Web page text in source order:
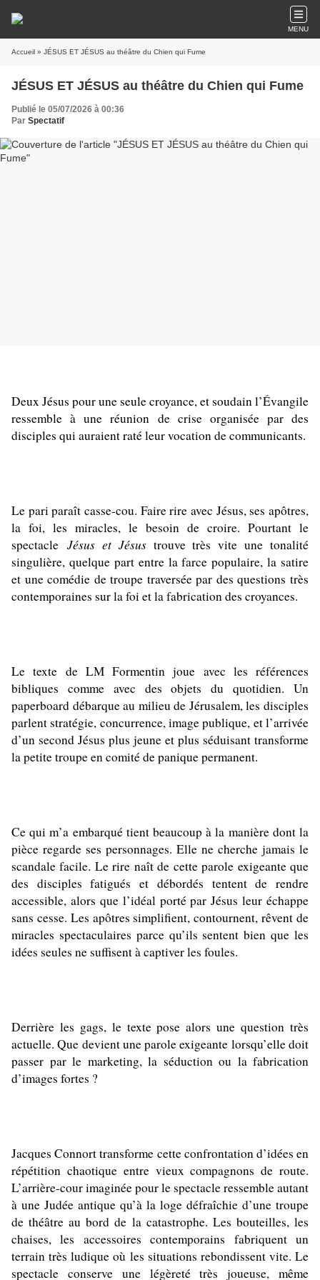
MENU
Accueil » JÉSUS ET JÉSUS au théâtre du Chien qui Fume
JÉSUS ET JÉSUS au théâtre du Chien qui Fume
Publié le 05/07/2026 à 00:36
Par Spectatif
Deux Jésus pour une seule croyance, et soudain l’Évangile
ressemble à une réunion de crise organisée par des
disciples qui auraient raté leur vocation de communicants.
Le pari paraît casse-cou. Faire rire avec Jésus, ses apôtres,
la foi, les miracles, le besoin de croire. Pourtant le
spectacle Jésus et Jésustrouve très vite une tonalité
singulière, quelque part entre la farce populaire, la satire
et une comédie de troupe traversée par des questions très
contemporaines sur la foi et la fabrication des croyances.
Le texte de LM Formentin joue avec les références
bibliques comme avec des objets du quotidien. Un
paperboard débarque au milieu de Jérusalem, les disciples
parlent stratégie, concurrence, image publique, et l’arrivée
d’un second Jésus plus jeune et plus séduisant transforme
la petite troupe en comité de panique permanent.
Ce qui m’a embarqué tient beaucoup à la manière dont la
pièce regarde ses personnages. Elle ne cherche jamais le
scandale facile. Le rire naît de cette parole exigeante que
des disciples fatigués et débordés tentent de rendre
accessible, alors que l’idéal porté par Jésus leur échappe
sans cesse. Les apôtres simplifient, contournent, rêvent de
miracles spectaculaires parce qu’ils sentent bien que les
idées seules ne suffisent à captiver les foules.
Derrière les gags, le texte pose alors une question très
actuelle. Que devient une parole exigeante lorsqu’elle doit
passer par le marketing, la séduction ou la fabrication
d’images fortes ?
Jacques Connort transforme cette confrontation d’idées en
répétition chaotique entre vieux compagnons de route.
L’arrière-cour imaginée pour le spectacle ressemble autant
à une Judée antique qu’à la loge défraîchie d’une troupe
de théâtre au bord de la catastrophe. Les bouteilles, les
chaises, les accessoires contemporains fabriquent un
terrain très ludique où les situations rebondissent vite. Le
spectacle conserve une légèreté très joueuse, même